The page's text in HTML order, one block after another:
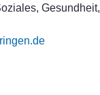
Gesundheit,